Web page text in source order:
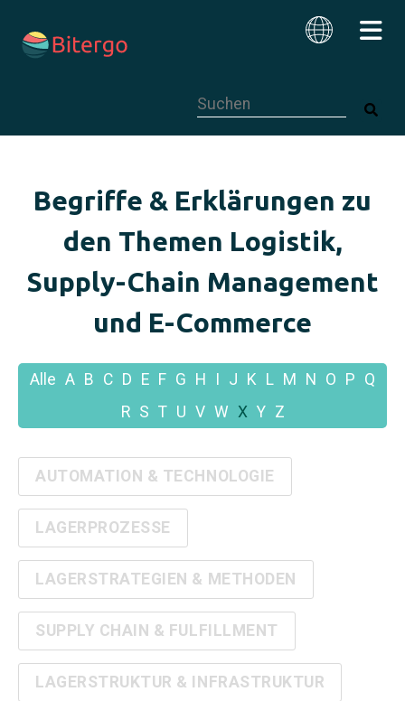
Begriffe & Erklärungen zu
den Themen Logistik,
Supply-Chain Management
und E-Commerce
Alle A B C D E F G H J K L M N O P Q
R S T U V W X Y Z
AUTOMATION & TECHNOLOGIE
LAGERPROZESSE
LAGERSTRATEGIEN & METHODEN
SUPPLY CHAIN & FULFILLMENT
LAGERSTRUKTUR & INFRASTRUKTUR